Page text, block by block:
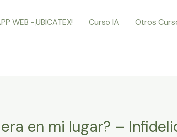
WEB -¡UBICATEX! Curso IA Otros
en mi lugar? –